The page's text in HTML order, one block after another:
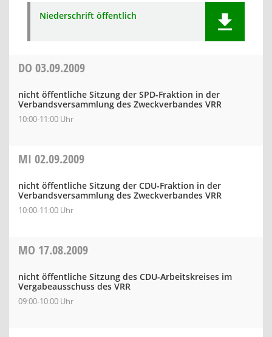
Niederschrift öffentlich
DO 03.09.2009
nicht öffentliche Sitzung der SPD-Fraktion in der
Verbandsversammlung des Zweckverbandes VRR
10:00-11:00 Uhr
MI 02.09.2009
nicht öffentliche Sitzung der CDU-Fraktion in der
Verbandsversammlung des Zweckverbandes VRR
10:00-11:00 Uhr
MO 17.08.2009
nicht öffentliche Sitzung des CDU-Arbeitskreises im
Vergabeausschuss des VRR
09:00-10:00 Uhr